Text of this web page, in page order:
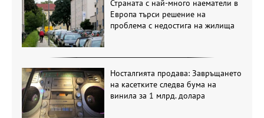
Страната с най-много наематели в
Европа търси решение на
проблема с недостига на жилища
Носталгията продава: Завръщането
на касетките следва бума на
винила за 1 млрд. долара